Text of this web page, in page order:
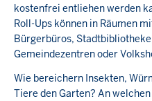
kostenfrei entliehen werden
Roll-Ups können in Räumen
Bürgerbüros,
Gemeindezentren oder
Wie bereichern Insekten,
Tiere den Garten? An